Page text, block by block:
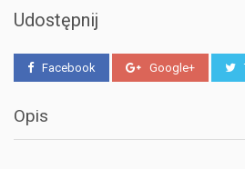
Udostępnij
Facebook Google+
Opis